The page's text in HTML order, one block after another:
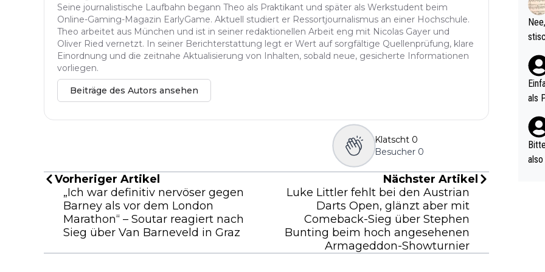
Seine journalistische Laufbahn begann Theo als Praktikant und später als Werkstudent beim
Online-Gaming-Magazin EarlyGame. Aktuell studiert er Ressortjournalismus an einer Hochschule.
Theo arbeitet aus München und ist in seiner redaktionellen Arbeit eng mit Nicolas Gayer und
Oliver Ried vernetzt. In seiner Berichterstattung legt er Wert auf sorgfältige Quellenprüfung, klare
Einordnung und die zeitnahe Aktualisierung von Inhalten, sobald neue, gesicherte Informationen
vorliegen.
Beiträge des Autors ansehen
Klatscht 0
Besucher 0
Vorheriger Artikel
„Ich war definitiv nervöser gegen
Barney als vor dem London
Marathon“ – Soutar reagiert nach
Sieg über Van Barneveld in Graz
Nächster Artikel
Luke Littler fehlt bei den Austrian
Darts Open, glänzt aber mit
Comeback-Sieg über Stephen
Bunting beim hoch angesehenen
Armageddon-Showturnier
(in
als
nes
ttler
vV
als